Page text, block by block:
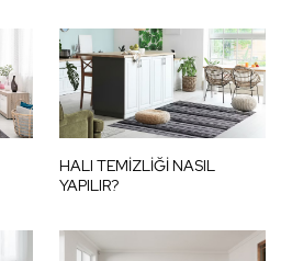
HALI TEMİZLİĞİ NASIL
YAPILIR?